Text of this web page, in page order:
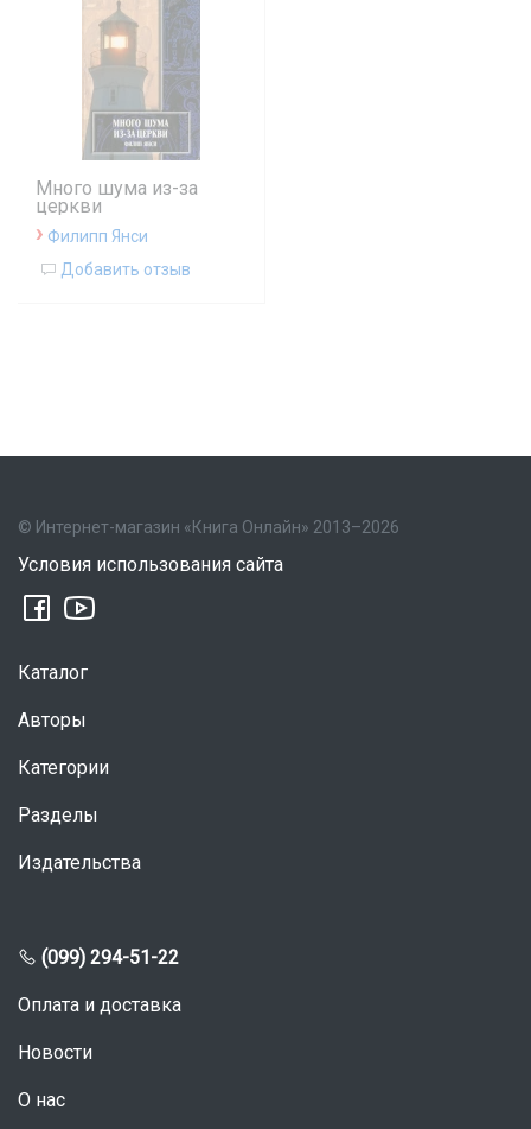
Много шума из-за
церкви
› Филипп Янси
Добавить отзыв
© Интернет-магазин «Книга Онлайн» 2013–2026
Условия использования сайта
Каталог
Авторы
Категории
Разделы
Издательства
(099) 294-51-22
Оплата и доставка
Новости
О нас